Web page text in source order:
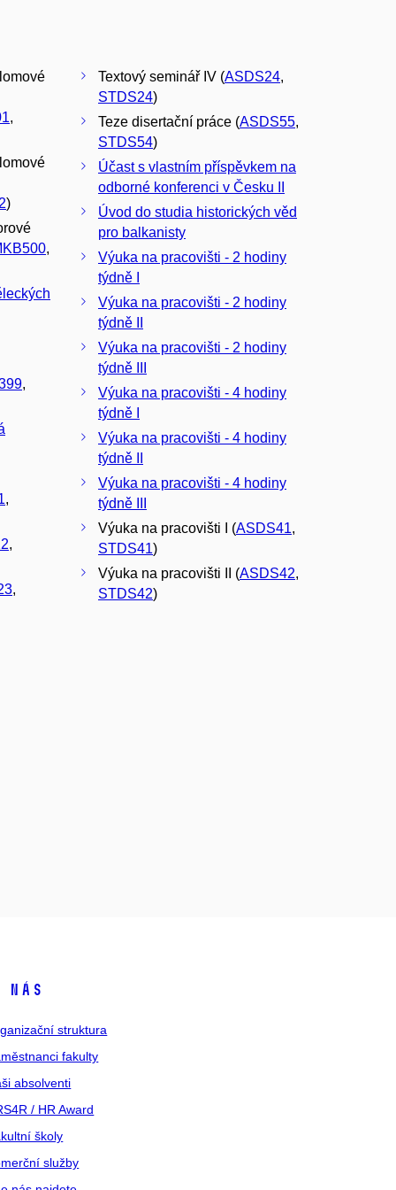
,
)
,
,
,
,
,
Textový seminář IV (ASDS24,
STDS24)
Teze disertační práce (ASDS55,
STDS54)
Účast s vlastním příspěvkem na
odborné konferenci v Česku II
Úvod do studia historických věd
pro balkanisty
Výuka na pracovišti - 2 hodiny
týdně I
Výuka na pracovišti - 2 hodiny
týdně II
Výuka na pracovišti - 2 hodiny
týdně III
Výuka na pracovišti - 4 hodiny
týdně I
Výuka na pracovišti - 4 hodiny
týdně II
Výuka na pracovišti - 4 hodiny
týdně III
Výuka na pracovišti I (ASDS41,
STDS41)
Výuka na pracovišti II (ASDS42,
STDS42)
nás
struktura
fakulty
absolventi
/ HR Award
školy
služby